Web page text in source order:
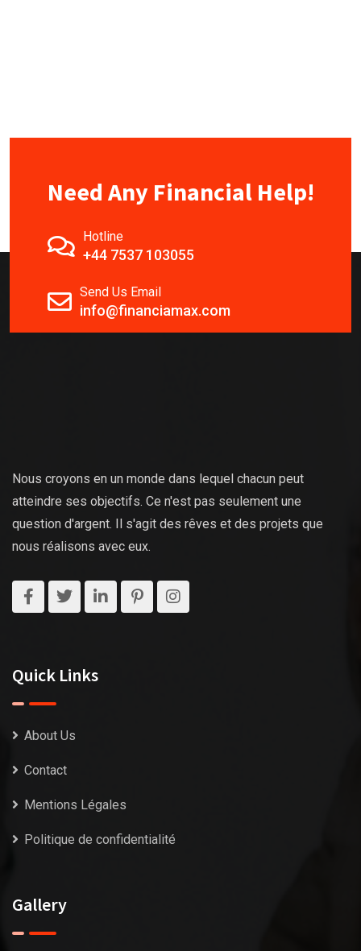
Need Any Financial Help!
Hotline
+44 7537 103055
Send Us Email
info@financiamax.com
Nous croyons en un monde dans lequel chacun peut
atteindre ses objectifs. Ce n'est pas seulement une
question d'argent. Il s'agit des rêves et des projets que
nous réalisons avec eux.
Quick Links
About Us
Contact
Mentions Légales
Politique de confidentialité
Gallery